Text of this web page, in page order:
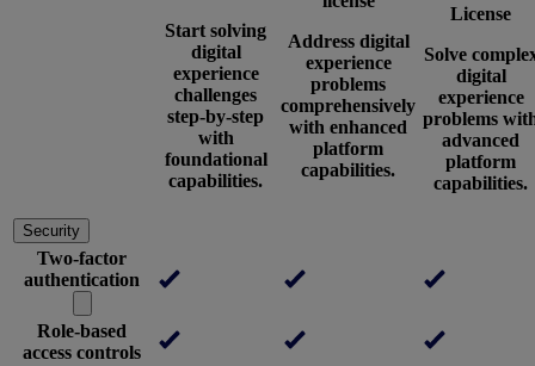
Start solving
digital
experience
challenges
step-by-step
with
foundational
capabilities.
Address digital
experience
problems
comprehensively
with enhanced
platform
capabilities.
License
Solve
digital
experience
problems
advanced
platform
capabilities.
Security
Two-factor
authentication
Role-based
access controls